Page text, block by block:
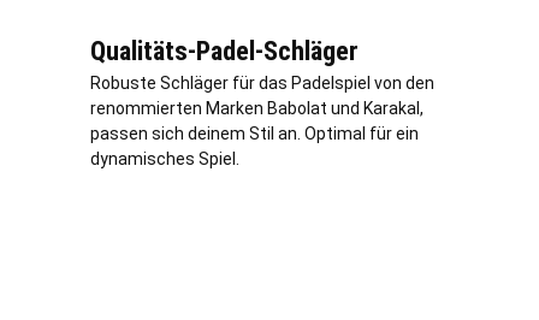
Qualitäts-Padel-Schläger
Robuste Schläger für das Padelspiel von den
renommierten Marken Babolat und Karakal,
passen sich deinem Stil an. Optimal für ein
dynamisches Spiel.